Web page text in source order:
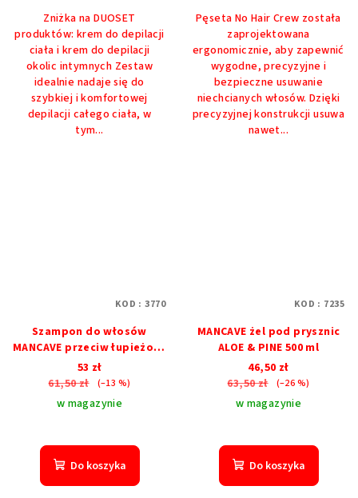
na
5
gwiazdek.
Zniżka na DUOSET
produktów: krem ​​do depilacji
ciała i krem ​​do depilacji
okolic intymnych Zestaw
idealnie nadaje się do
szybkiej i komfortowej
depilacji całego ciała, w
tym...
Pęseta No Hair Crew została
zaprojektowana
ergonomicznie, aby zapewnić
wygodne, precyzyjne i
bezpieczne usuwanie
niechcianych włosów. Dzięki
precyzyjnej konstrukcji usuwa
nawet...
Szampon do włosów
MANCAVE przeciw łupieżowi
i wypadaniu włosów
53 zł
61,50 zł
(–13 %)
w magazynie
Do koszyka
KOD : 3770
MANCAVE żel pod prysznic
ALOE & PINE 500 ml
46,50 zł
63,50 zł
(–26 %)
w magazynie
Do koszyka
KOD : 7235